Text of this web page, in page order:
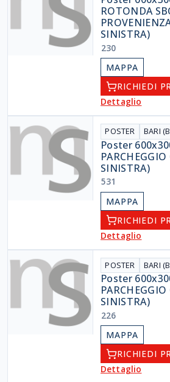
ROTONDA
SINISTRA)
230
MAPPA
RICHIEDI
Dettaglio
POSTER BARI
Poster
SINISTRA)
531
MAPPA
RICHIEDI
Dettaglio
POSTER BARI
Poster
SINISTRA)
226
MAPPA
RICHIEDI
Dettaglio